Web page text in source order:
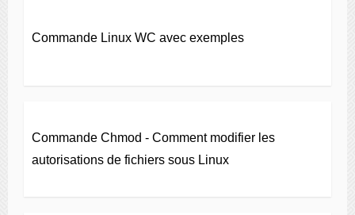
Commande Linux WC avec exemples
Commande Chmod - Comment modifier les
autorisations de fichiers sous Linux